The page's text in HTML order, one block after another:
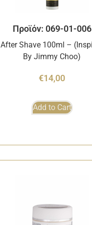
Προϊόν: 069-01-006
After Shave 100ml –
By Jimmy Choo)
€14,00
Add to Cart